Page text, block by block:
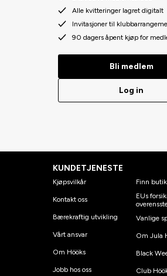
Alle kvitteringer lagret digitalt
Invitasjoner til
90 dagers åpent kjøp for
Bli medlem
Log in
KUNDETJENESTE
Kjøpsvilkår
Kontakt oss
Bærekraftig utvikling
Vårt ansvar
Om Hööks
Jobb hos oss
Finn
EUs
Vanlige
Om Jula
Black
Club